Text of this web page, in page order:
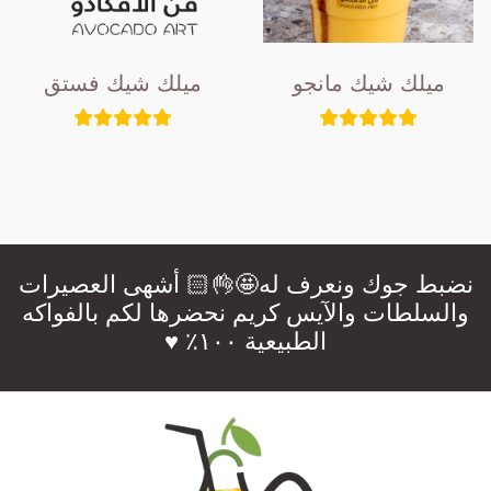
ميلك شيك فستق ميلك شيك مانجو
نضبط جوك ونعرف له🤩👌🏻 أشهى العصيرات
والسلطات والآيس كريم نحضرها لكم بالفواكه
الطبيعية ١٠٠٪؜ ♥️